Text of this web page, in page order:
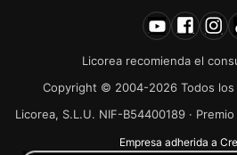
Licorea recomienda el
Copyright © 2004-2026 Todos
Licorea, S.L.U. NIF-B54400189 ·
Empresa adherida a